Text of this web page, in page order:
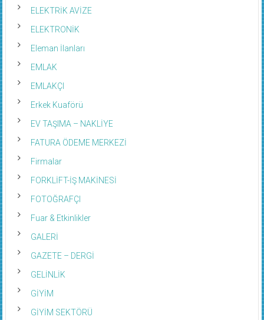
ELEKTRİK AVİZE
ELEKTRONİK
Eleman İlanları
EMLAK
EMLAKÇI
Erkek Kuaförü
EV TAŞIMA – NAKLİYE
FATURA ÖDEME MERKEZİ
Firmalar
FORKLİFT-İŞ MAKİNESİ
FOTOĞRAFÇI
Fuar & Etkinlikler
GALERİ
GAZETE – DERGİ
GELİNLİK
GİYİM
GİYİM SEKTÖRÜ